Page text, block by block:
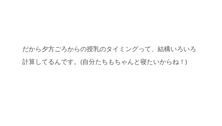
だから夕方ごろからの授乳のタイミングって、結構いろいろ
計算してるんです。(自分たちもちゃんと寝たいからね！)